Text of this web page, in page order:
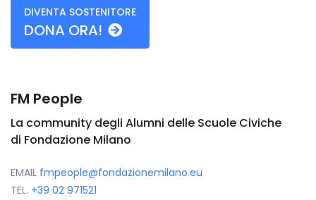
DIVENTA SOSTENITORE
DONA ORA!
FM People
La community degli Alumni delle Scuole Civiche
di Fondazione Milano
EMAIL fmpeople@fondazionemilano.eu
TEL. +39 02 971521